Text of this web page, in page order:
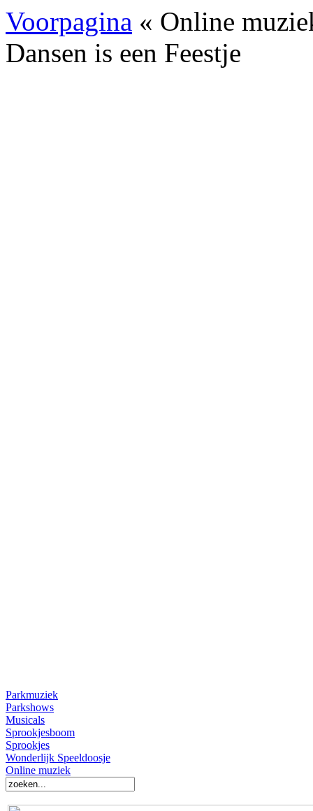
Voorpagina « Online
Dansen is een Feestje
Parkmuziek
Parkshows
Musicals
Sprookjesboom
Sprookjes
Wonderlijk Speeldoosje
Online muziek